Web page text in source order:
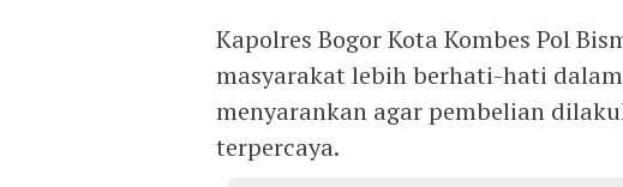
Kapolres Bogor Kota Kombes Pol
masyarakat lebih berhati-hati
menyarankan agar pembelian
terpercaya.